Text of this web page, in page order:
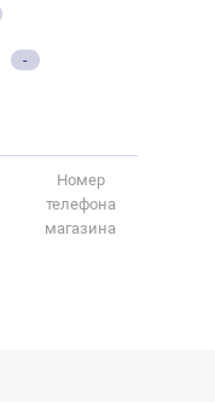
-
Номер
телефона
магазина